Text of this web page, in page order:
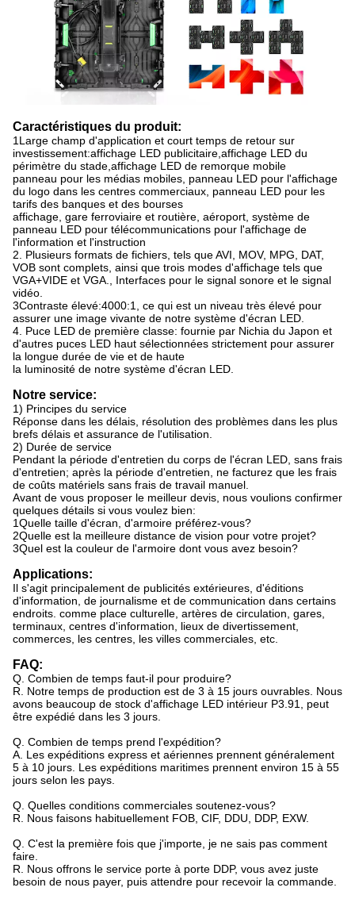
Caractéristiques du produit:
1Large champ d'application et court temps de retour sur
investissement:affichage LED publicitaire,affichage LED du
périmètre du stade,affichage LED de remorque mobile
panneau pour les médias mobiles, panneau LED pour l'affichage
du logo dans les centres commerciaux, panneau LED pour les
tarifs des banques et des bourses
affichage, gare ferroviaire et routière, aéroport, système de
panneau LED pour télécommunications pour l'affichage de
l'information et l'instruction
2. Plusieurs formats de fichiers, tels que AVI, MOV, MPG, DAT,
VOB sont complets, ainsi que trois modes d'affichage tels que
VGA+VIDE et VGA., Interfaces pour le signal sonore et le signal
vidéo.
3Contraste élevé:4000:1, ce qui est un niveau très élevé pour
assurer une image vivante de notre système d'écran LED.
4. Puce LED de première classe: fournie par Nichia du Japon et
d'autres puces LED haut sélectionnées strictement pour assurer
la longue durée de vie et de haute
la luminosité de notre système d'écran LED.
Notre service:
1) Principes du service
Réponse dans les délais, résolution des problèmes dans les plus
brefs délais et assurance de l'utilisation.
2) Durée de service
Pendant la période d'entretien du corps de l'écran LED, sans frais
d'entretien; après la période d'entretien, ne facturez que les frais
de coûts matériels sans frais de travail manuel.
Avant de vous proposer le meilleur devis, nous voulions confirmer
quelques détails si vous voulez bien:
1Quelle taille d'écran, d'armoire préférez-vous?
2Quelle est la meilleure distance de vision pour votre projet?
3Quel est la couleur de l'armoire dont vous avez besoin?
Applications:
Il s'agit principalement de publicités extérieures, d'éditions
d'information, de journalisme et de communication dans certains
endroits. comme place culturelle, artères de circulation, gares,
terminaux, centres d'information, lieux de divertissement,
commerces, les centres, les villes commerciales, etc.
FAQ:
Q. Combien de temps faut-il pour produire?
R. Notre temps de production est de 3 à 15 jours ouvrables. Nous
avons beaucoup de stock d'affichage LED intérieur P3.91, peut
être expédié dans les 3 jours.
Q. Combien de temps prend l'expédition?
A. Les expéditions express et aériennes prennent généralement
5 à 10 jours. Les expéditions maritimes prennent environ 15 à 55
jours selon les pays.
Q. Quelles conditions commerciales soutenez-vous?
R. Nous faisons habituellement FOB, CIF, DDU, DDP, EXW.
Q. C'est la première fois que j'importe, je ne sais pas comment
faire.
R. Nous offrons le service porte à porte DDP, vous avez juste
besoin de nous payer, puis attendre pour recevoir la commande.